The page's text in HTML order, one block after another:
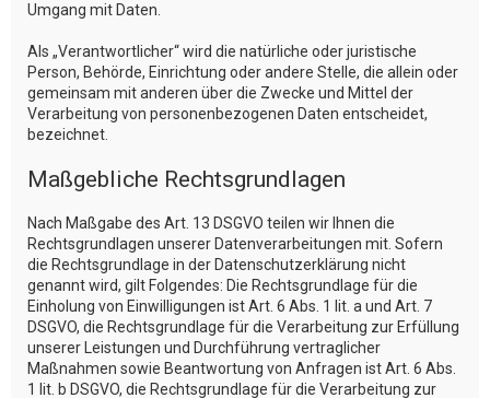
Umgang mit Daten.
Als „Verantwortlicher“ wird die natürliche oder juristische
Person, Behörde, Einrichtung oder andere Stelle, die allein oder
gemeinsam mit anderen über die Zwecke und Mittel der
Verarbeitung von personenbezogenen Daten entscheidet,
bezeichnet.
Maßgebliche Rechtsgrundlagen
Nach Maßgabe des Art. 13 DSGVO teilen wir Ihnen die
Rechtsgrundlagen unserer Datenverarbeitungen mit. Sofern
die Rechtsgrundlage in der Datenschutzerklärung nicht
genannt wird, gilt Folgendes: Die Rechtsgrundlage für die
Einholung von Einwilligungen ist Art. 6 Abs. 1 lit. a und Art. 7
DSGVO, die Rechtsgrundlage für die Verarbeitung zur Erfüllung
unserer Leistungen und Durchführung vertraglicher
Maßnahmen sowie Beantwortung von Anfragen ist Art. 6 Abs.
1 lit. b DSGVO, die Rechtsgrundlage für die Verarbeitung zur